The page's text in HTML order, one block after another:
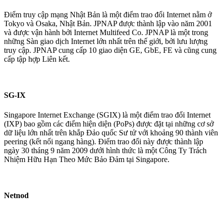
Điểm truy cập mạng Nhật Bản là một điểm trao đổi Internet nằm ở
Tokyo và Osaka, Nhật Bản. JPNAP được thành lập vào năm 2001
và được vận hành bởi Internet Multifeed Co. JPNAP là một trong
những Sàn giao dịch Internet lớn nhất trên thế giới, bởi lưu lượng
truy cập. JPNAP cung cấp 10 giao diện GE, GbE, FE và cũng cung
cấp tập hợp Liên kết.
SG-IX
Singapore Internet Exchange (SGIX) là một điểm trao đổi Internet
(IXP) bao gồm các điểm hiện diện (PoPs) được đặt tại những cơ sở
dữ liệu lớn nhất trên khắp Đảo quốc Sư tử với khoảng 90 thành viên
peering (kết nối ngang hàng). Điểm trao đổi này được thành lập
ngày 30 tháng 9 năm 2009 dưới hình thức là một Công Ty Trách
Nhiệm Hữu Hạn Theo Mức Bảo Đảm tại Singapore.
Netnod